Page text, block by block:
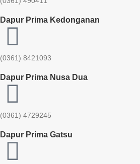
Dapur Prima Kedonganan
(0361) 8421093
Dapur Prima Nusa Dua
(0361) 4729245
Dapur Prima Gatsu